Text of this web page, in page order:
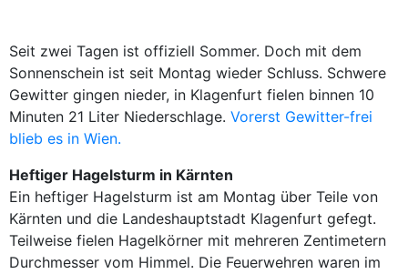
Seit zwei Tagen ist offiziell Sommer. Doch mit dem
Sonnenschein ist seit Montag wieder Schluss. Schwere
Gewitter gingen nieder, in Klagenfurt fielen binnen 10
Minuten 21 Liter Niederschlage. Vorerst Gewitter-frei
blieb es in Wien.
Heftiger Hagelsturm in Kärnten
Ein heftiger Hagelsturm ist am Montag über Teile von
Kärnten und die Landeshauptstadt Klagenfurt gefegt.
Teilweise fielen Hagelkörner mit mehreren Zentimetern
Durchmesser vom Himmel. Die Feuerwehren waren im